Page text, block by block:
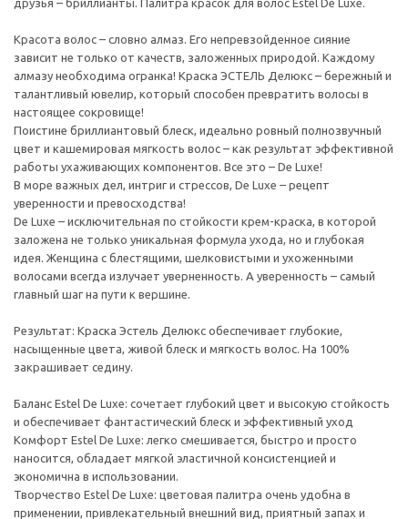
друзья – бриллианты. Палитра красок для волос Estel De Luxe.
Красота волос – словно алмаз. Его непревзойденное сияние
зависит не только от качеств, заложенных природой. Каждому
алмазу необходима огранка! Краска ЭСТЕЛЬ Делюкс – бережный и
талантливый ювелир, который способен превратить волосы в
настоящее сокровище!
Поистине бриллиантовый блеск, идеально ровный полнозвучный
цвет и кашемировая мягкость волос – как результат эффективной
работы ухаживающих компонентов. Все это – De Luxe!
В море важных дел, интриг и стрессов, De Luxe – рецепт
уверенности и превосходства!
De Luxe – исключительная по стойкости крем-краска, в которой
заложена не только уникальная формула ухода, но и глубокая
идея. Женщина с блестящими, шелковистыми и ухоженными
волосами всегда излучает уверненность. А уверенность – самый
главный шаг на пути к вершине.
Результат: Краска Эстель Делюкс обеспечивает глубокие,
насыщенные цвета, живой блеск и мягкость волос. На 100%
закрашивает седину.
Баланс Estel De Luxe: сочетает глубокий цвет и высокую стойкость
и обеспечивает фантастический блеск и эффективный уход
Комфорт Estel De Luxe: легко смешивается, быстро и просто
наносится, обладает мягкой эластичной консистенцией и
экономична в использовании.
Творчество Estel De Luxe: цветовая палитра очень удобна в
применении, привлекательный внешний вид, приятный запах и